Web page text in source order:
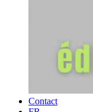
Contact